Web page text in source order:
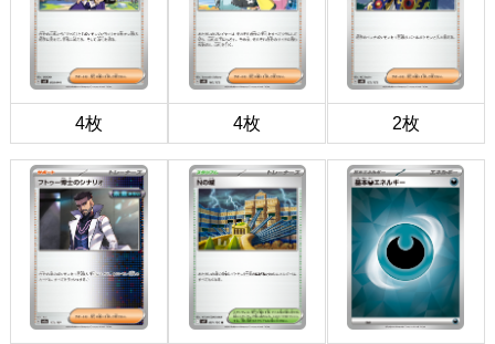
4枚 4枚 2枚